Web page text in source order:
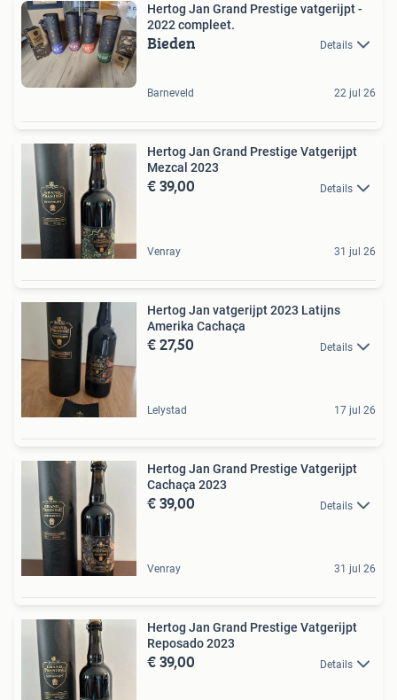
Hertog Jan Grand Prestige vatgerijpt -
2022 compleet.
Bieden Details
Barneveld 22 jul 26
Hertog Jan Grand Prestige Vatgerijpt
Mezcal 2023
€ 39,00 Details
Venray 31 jul 26
Hertog Jan vatgerijpt 2023 Latijns
Amerika Cachaça
€ 27,50 Details
Lelystad 17 jul 26
Hertog Jan Grand Prestige Vatgerijpt
Cachaça 2023
€ 39,00 Details
Venray 31 jul 26
Hertog Jan Grand Prestige Vatgerijpt
Reposado 2023
€ 39,00 Details